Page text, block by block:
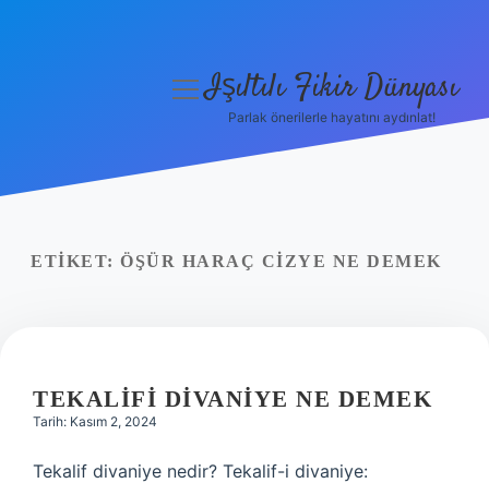
Yasal Uyarı
menüyüIşıltılı Fikir Dünyası
Parlak önerilerle hayatını aydınlat!
ETIKET: ÖŞÜR HARAÇ CIZYE NE DEMEK
TEKALIFI DIVANIYE NE DEMEK
Tarih: Kasım 2, 2024
Tekalif divaniye nedir? Tekalif-i divaniye: